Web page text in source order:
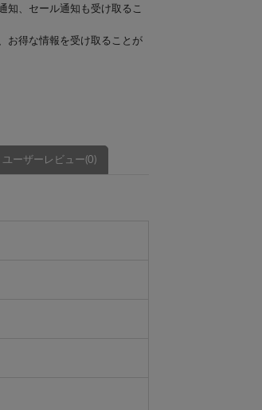
知、セール通知も受け取るこ
お得な情報を受け取ることが
ユーザーレビュー(0)